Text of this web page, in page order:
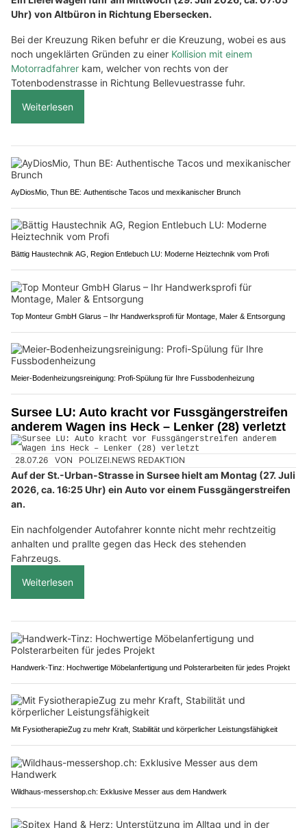
Uhr) von Altbüron in Richtung Ebersecken.
Bei der Kreuzung Riken befuhr er die Kreuzung, wobei es aus
noch ungeklärten Gründen zu einer Kollision mit einem
Motorradfahrer kam, welcher von rechts von der
Totenbodenstrasse in Richtung Bellevuestrasse fuhr.
Weiterlesen
AyDiosMio, Thun BE: Authentische Tacos und mexikanischer Brunch
Bättig Haustechnik AG, Region Entlebuch LU: Moderne Heiztechnik vom Profi
Top Monteur GmbH Glarus – Ihr Handwerksprofi für Montage, Maler & Entsorgung
Meier-Bodenheizungsreinigung: Profi-Spülung für Ihre Fussbodenheizung
Sursee LU: Auto kracht vor Fussgängerstreifen
anderem Wagen ins Heck – Lenker (28) verletzt
28.07.26 VON POLIZEI.NEWS REDAKTION
Auf der St.-Urban-Strasse in Sursee hielt am Montag (27. Juli
2026, ca. 16:25 Uhr) ein Auto vor einem Fussgängerstreifen
an.
Ein nachfolgender Autofahrer konnte nicht mehr rechtzeitig
anhalten und prallte gegen das Heck des stehenden
Fahrzeugs.
Weiterlesen
Handwerk-Tinz: Hochwertige Möbelanfertigung und Polsterarbeiten für jedes Projekt
Mit FysiotherapieZug zu mehr Kraft, Stabilität und körperlicher Leistungsfähigkeit
Wildhaus-messershop.ch: Exklusive Messer aus dem Handwerk